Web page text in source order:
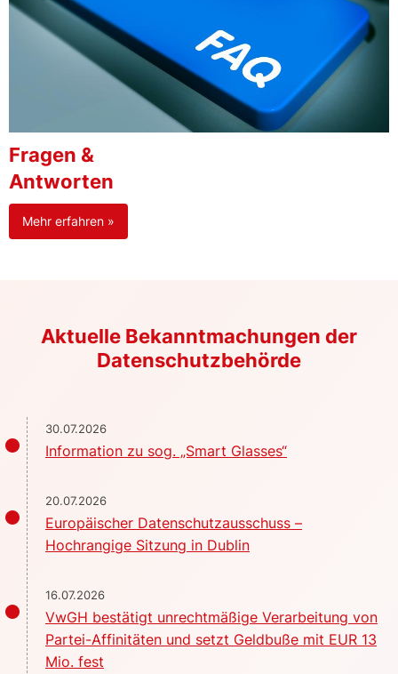
Fragen &
Antworten
Mehr erfahren »
Aktuelle Bekanntmachungen der
Datenschutzbehörde
30.07.2026
Information zu sog. „Smart Glasses“
20.07.2026
Europäischer Datenschutzausschuss –
Hochrangige Sitzung in Dublin
16.07.2026
VwGH bestätigt unrechtmäßige Verarbeitung von
Partei-Affinitäten und setzt Geldbuße mit EUR 13
Mio. fest